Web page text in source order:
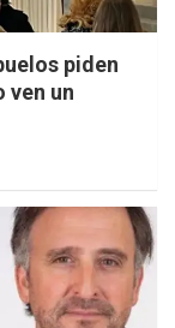
piden
ven un